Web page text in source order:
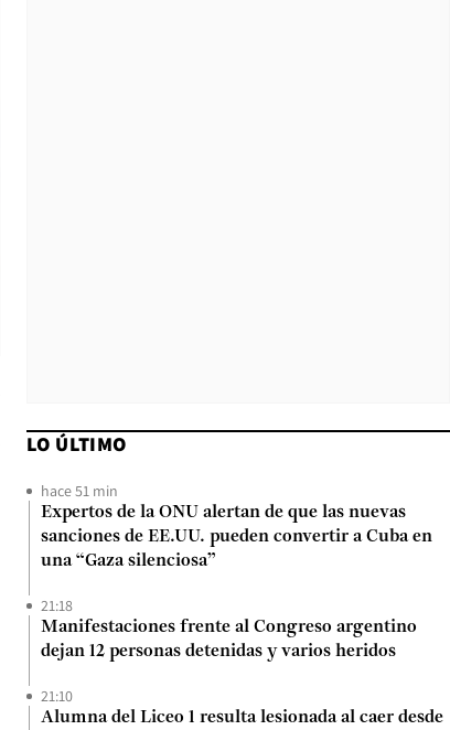
LO ÚLTIMO
hace 51 min
Expertos de la ONU alertan de que las nuevas
sanciones de EE.UU. pueden convertir a Cuba en
una “Gaza silenciosa”
21:18
Manifestaciones frente al Congreso argentino
dejan 12 personas detenidas y varios heridos
21:10
Alumna del Liceo 1 resulta lesionada al caer desde